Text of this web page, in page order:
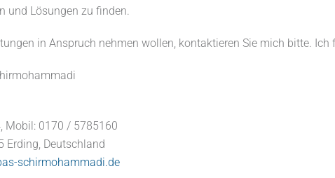
und Lösungen zu finden.
in Anspruch nehmen wollen, kontaktieren Sie mich bitte. Ich
Mobil: 0170 / 5785160
Erding, Deutschland
schirmohammadi.de